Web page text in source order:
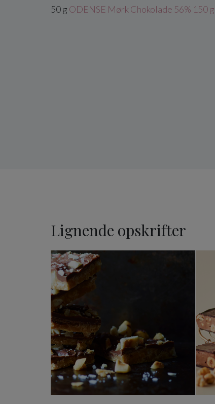
50g ODENSE Mørk Chokolade 56% 150 g
Lignende opskrifter